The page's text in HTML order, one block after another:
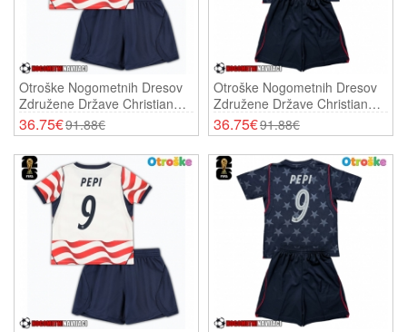
Otroške Nogometnih Dresov
Združene Države Christian
Pulisic #10 Domači SP 2026
Kratki Rokavi (+ Hlače)
36.75€91.88€
Otroške Nogometnih Dresov
Združene Države Christian
Pulisic #10 Gostujoči SP 2026
Kratki Rokavi (+ Hlače)
36.75€91.88€